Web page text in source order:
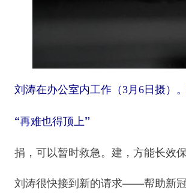
刘涛在办公室内工作（3月6日摄）
“再难也得顶上”
捐，可以暂时救急。建，方能长效保
刘涛很快接到新的请求——帮助新冠